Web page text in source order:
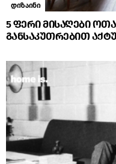
დიზაინი
5 ფერი მისაღები
განსაკუთრებით